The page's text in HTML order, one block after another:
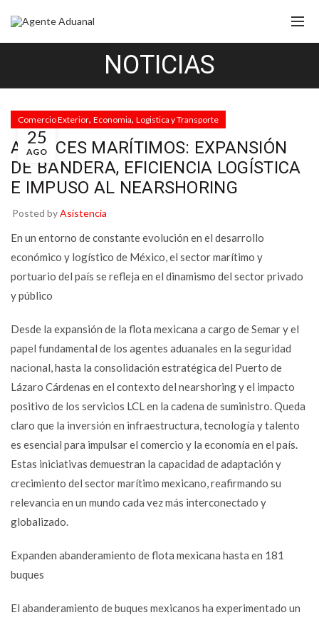
NOTICIAS
25
AGO
Comercio Exterior, Economia, Logistica y Transporte
AVANCES MARÍTIMOS: EXPANSIÓN
DE BANDERA, EFICIENCIA LOGÍSTICA
E IMPUSO AL NEARSHORING
Posted byAsistencia
En un entorno de constante evolución en el desarrollo
económico y logístico de México, el sector marítimo y
portuario del país se refleja en el dinamismo del sector privado
y público
Desde la expansión de la flota mexicana a cargo de Semar y el
papel fundamental de los agentes aduanales en la seguridad
nacional, hasta la consolidación estratégica del Puerto de
Lázaro Cárdenas en el contexto del nearshoring y el impacto
positivo de los servicios LCL en la cadena de suministro. Queda
claro que la inversión en infraestructura, tecnología y talento
es esencial para impulsar el comercio y la economía en el país.
Estas iniciativas demuestran la capacidad de adaptación y
crecimiento del sector marítimo mexicano, reafirmando su
relevancia en un mundo cada vez más interconectado y
globalizado.
Expanden abanderamiento de flota mexicana hasta en 181
buques
El abanderamiento de buques mexicanos ha experimentado un